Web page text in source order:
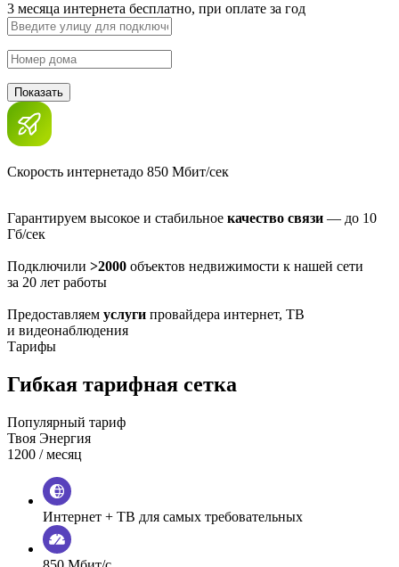
3 месяца интернета бесплатно, при оплате за год
Показать
Скорость интернетадо 850 Мбит/сек
Гарантируем высокое и стабильное качество связи — до 10
Гб/сек
Подключили >2000 объектов недвижимости к нашей сети
за 20 лет работы
Предоставляем услуги провайдера интернет, ТВ
и видеонаблюдения
Тарифы
Гибкая тарифная сетка
Популярный тариф
Твоя Энергия
1200 / месяц
Интернет + ТВ для самых требовательных